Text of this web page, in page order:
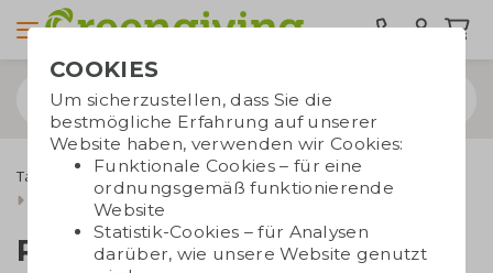
Taschen bedrucken Tragetaschen
Baumwolltaschen
Baumwollbeutel mit kordelzug
Rucksack aus Baumwolle
Rucksack aus
COOKIES
Um sicherzustellen, dass Sie die
bestmögliche Erfahrung auf unserer
Website haben, verwenden wir Cookies:
Funktionale Cookies – für eine
ordnungsgemäß funktionierende
Website
Statistik-Cookies – für Analysen
darüber, wie unsere Website genutzt